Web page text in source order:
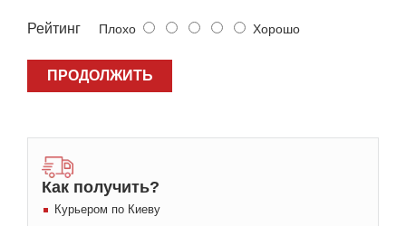
Рейтинг Плохо Хорошо
ПРОДОЛЖИТЬ
Как получить?
Курьером по Киеву